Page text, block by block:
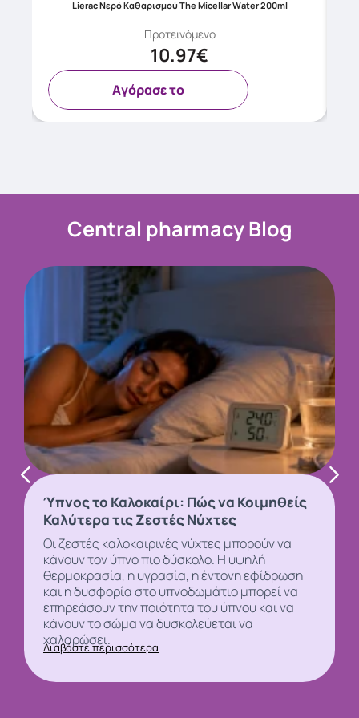
Lierac Νερό Καθαρισμού The Micellar Water 200ml
Προτεινόμενο
10.97€
Aγόρασε το
Central pharmacy Blog
Ύπνος το Καλοκαίρι: Πώς να Κοιμηθείς
Καλύτερα τις Ζεστές Νύχτες
Οι ζεστές καλοκαιρινές νύχτες μπορούν να
κάνουν τονύπνοπιο δύσκολο. Η υψηλή
θερμοκρασία, η υγρασία, η έντονη εφίδρωση
και η δυσφορία στο υπνοδωμάτιο μπορεί να
επηρεάσουν την ποιότητα του ύπνου και να
κάνουν το σώμα να δυσκολεύεται να
χαλαρώσει.
Διαβάστε περισσότερα